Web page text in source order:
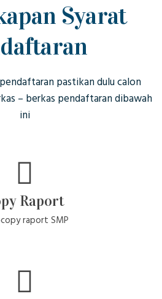
Syarat
pastikan dulu calon
– berkas pendaftaran dibawah
ini
Raport
raport SMP